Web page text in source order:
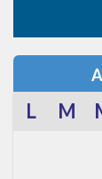
L M